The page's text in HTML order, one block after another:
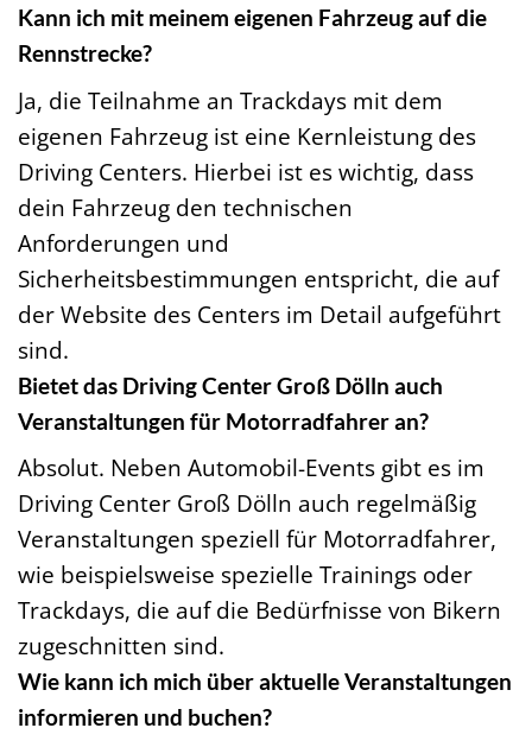
Kann ich mit meinem eigenen Fahrzeug auf die
Rennstrecke?
Ja, die Teilnahme an Trackdays mit dem
eigenen Fahrzeug ist eine Kernleistung des
Driving Centers. Hierbei ist es wichtig, dass
dein Fahrzeug den technischen
Anforderungen und
Sicherheitsbestimmungen entspricht, die auf
der Website des Centers im Detail aufgeführt
sind.
Bietet das Driving Center Groß Dölln auch
Veranstaltungen für Motorradfahrer an?
Absolut. Neben Automobil-Events gibt es im
Driving Center Groß Dölln auch regelmäßig
Veranstaltungen speziell für Motorradfahrer,
wie beispielsweise spezielle Trainings oder
Trackdays, die auf die Bedürfnisse von Bikern
zugeschnitten sind.
Wie kann ich mich über aktuelle Veranstaltungen
informieren und buchen?